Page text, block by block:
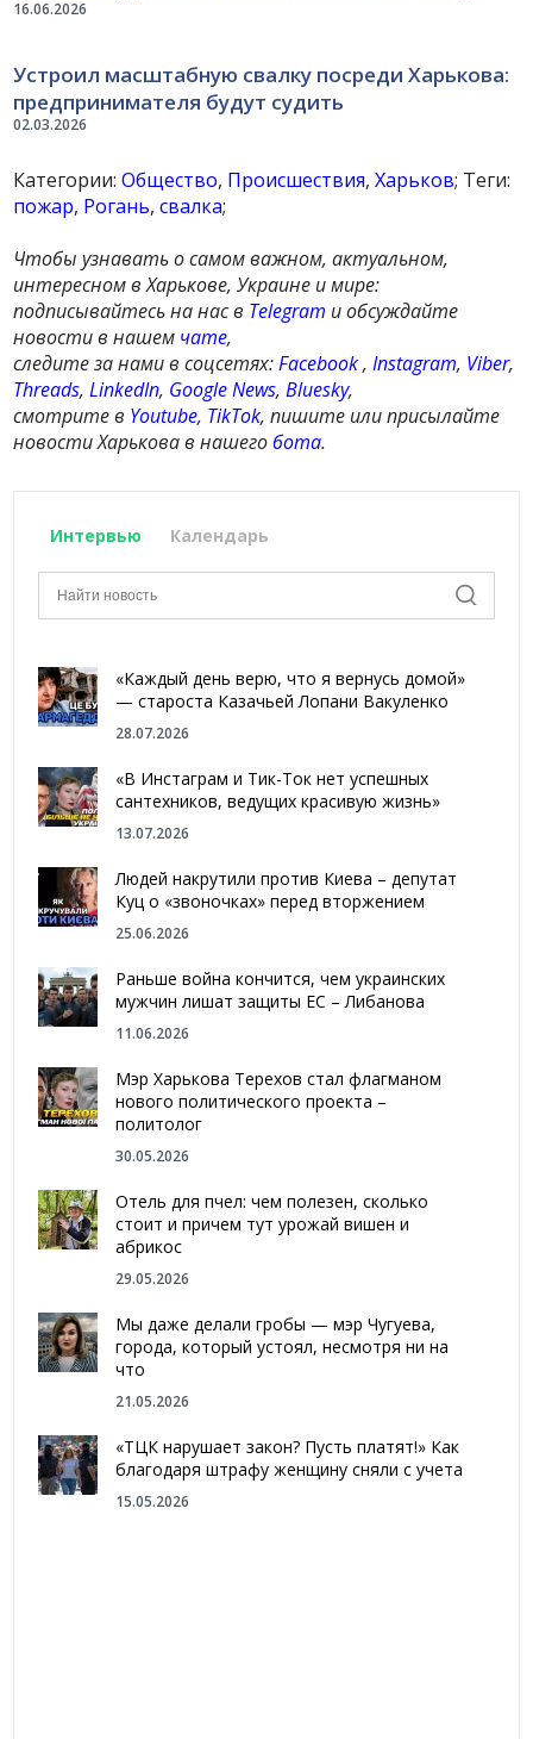
16.06.2026
02.03.2026
Устроил масштабную свалку посреди Харькова:
предпринимателя будут судить
Категории:Общество, Происшествия,Харьков; Теги:
пожар, Рогань,свалка;
Чтобы узнавать о самом важном, актуальном,
интересном в Харькове, Украине и мире:
подписывайтесь на нас в Telegram и обсуждайте
новости в нашем чате,
следите за нами в соцсетях:Facebook,Instagram, Viber,
Threads,LinkedIn, Google News,Bluesky,
смотрите в Youtube, TikTok, пишите или присылайте
новости Харькова в нашегобота.
Интервью Календарь
«Каждый день верю, что я вернусь домой»
— староста Казачьей Лопани Вакуленко
28.07.2026
«В Инстаграм и Тик-Ток нет успешных
сантехников, ведущих красивую жизнь»
13.07.2026
Людей накрутили против Киева – депутат
Куц о «звоночках» перед вторжением
25.06.2026
Раньше война кончится, чем украинских
мужчин лишат защиты ЕС – Либанова
11.06.2026
Мэр Харькова Терехов стал флагманом
нового политического проекта –
политолог
30.05.2026
Отель для пчел: чем полезен, сколько
стоит и причем тут урожай вишен и
абрикос
29.05.2026
Мы даже делали гробы — мэр Чугуева,
города, который устоял, несмотря ни на
что
21.05.2026
«ТЦК нарушает закон? Пусть платят!» Как
благодаря штрафу женщину сняли с учета
15.05.2026